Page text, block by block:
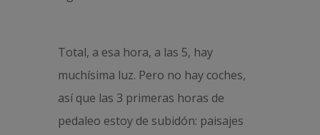
Total, a esa hora, a las 5, hay
muchísima luz. Pero no hay coches,
así que las 3 primeras horas de
pedaleo estoy de subidón: paisajes